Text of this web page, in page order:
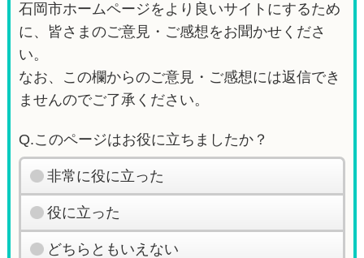
石岡市ホームページをより良いサイトにするため
に、皆さまのご意見・ご感想をお聞かせくださ
い。
なお、この欄からのご意見・ご感想には返信でき
ませんのでご了承ください。
Q.このページはお役に立ちましたか？
非常に役に立った
役に立った
どちらともいえない